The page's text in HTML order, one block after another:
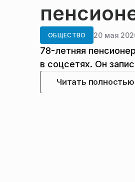
ОБЩЕСТВО 20 мая
78-летняя
в соцсетях. Он
Читать полностью